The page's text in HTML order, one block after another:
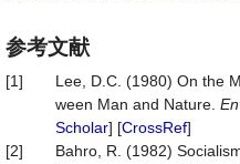
参考文献
[1]
Lee, D.C. (1980) On the
ween Man and Nature.
Scholar] [CrossRef]
[2]
Bahro, R. (1982)